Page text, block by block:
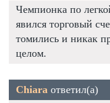
Чемпионка по
явился торговый
томились и никак
целом.
Chiara ответил(а)